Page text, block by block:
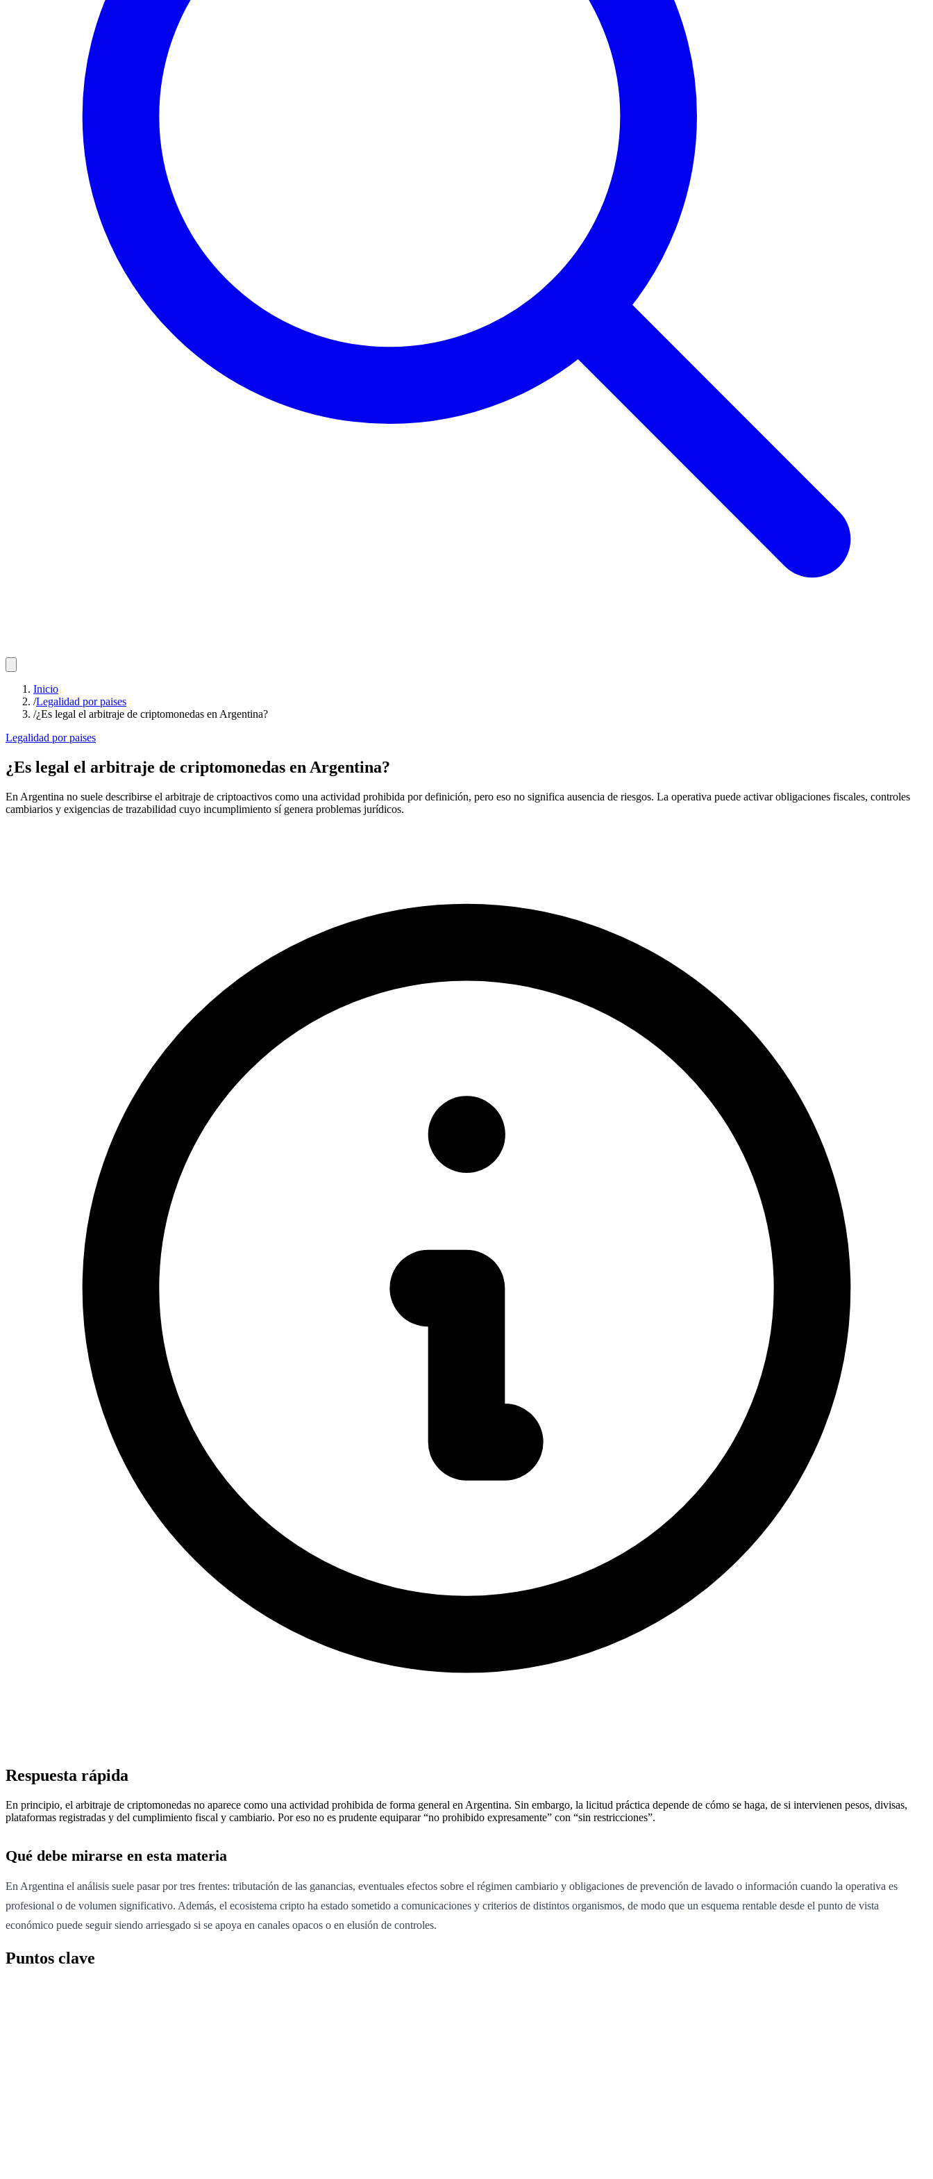
Inicio
/Legalidad por paises
/¿Es legal el arbitraje de criptomonedas en Argentina?
Legalidad por paises
¿Es legal el arbitraje de criptomonedas en Argentina?
En Argentina no suele describirse el arbitraje de criptoactivos como una actividad prohibida por definición, pero eso no significa ausencia de riesgos. La operativa puede activar obligaciones fiscales, controles
cambiarios y exigencias de trazabilidad cuyo incumplimiento sí genera problemas jurídicos.
Respuesta rápida
En principio, el arbitraje de criptomonedas no aparece como una actividad prohibida de forma general en Argentina. Sin embargo, la licitud práctica depende de cómo se haga, de si intervienen pesos, divisas,
plataformas registradas y del cumplimiento fiscal y cambiario. Por eso no es prudente equiparar “no prohibido expresamente” con “sin restricciones”.
Qué debe mirarse en esta materia
En Argentina el análisis suele pasar por tres frentes: tributación de las ganancias, eventuales efectos sobre el régimen cambiario y obligaciones de prevención de lavado o información cuando la operativa es
profesional o de volumen significativo. Además, el ecosistema cripto ha estado sometido a comunicaciones y criterios de distintos organismos, de modo que un esquema rentable desde el punto de vista
económico puede seguir siendo arriesgado si se apoya en canales opacos o en elusión de controles.
Puntos clave